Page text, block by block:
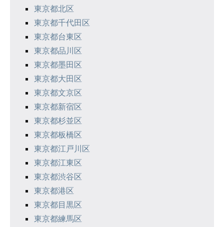
東京都北区
東京都千代田区
東京都台東区
東京都品川区
東京都墨田区
東京都大田区
東京都文京区
東京都新宿区
東京都杉並区
東京都板橋区
東京都江戸川区
東京都江東区
東京都渋谷区
東京都港区
東京都目黒区
東京都練馬区